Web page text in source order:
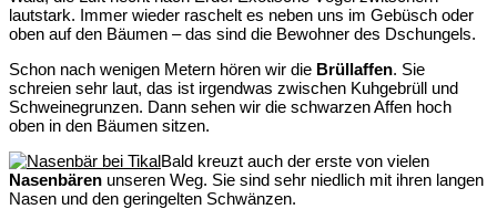
lautstark. Immer wieder raschelt es neben uns im Gebüsch oder
oben auf den Bäumen – das sind die Bewohner des Dschungels.
Schon nach wenigen Metern hören wir die Brüllaffen. Sie
schreien sehr laut, das ist irgendwas zwischen Kuhgebrüll und
Schweinegrunzen. Dann sehen wir die schwarzen Affen hoch
oben in den Bäumen sitzen.
Bald kreuzt auch der erste von vielen
Nasenbären unseren Weg. Sie sind sehr niedlich mit ihren langen
Nasen und den geringelten Schwänzen.